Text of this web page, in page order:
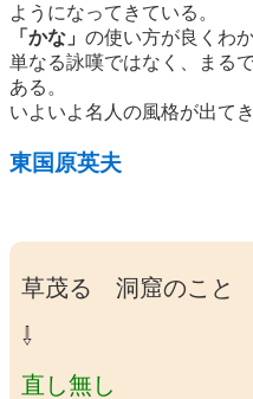
ようになってきている。
「かな」 の使い方が良くわ
単なる詠嘆ではなく、まる
ある。
いよいよ名人の風格が出て
東国原英夫
草茂る 洞窟のこと
⇩
直し無し